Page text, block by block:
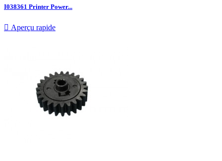
I038361 Printer Power...
 Aperçu rapide